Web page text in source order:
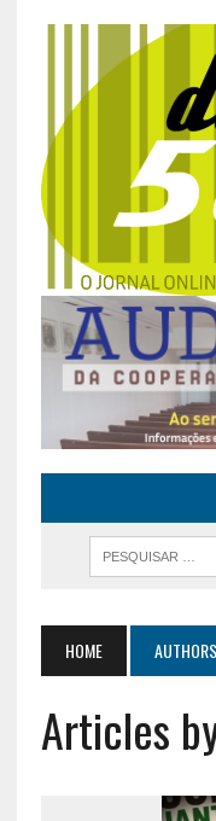
HOME AUTHORS
Articles